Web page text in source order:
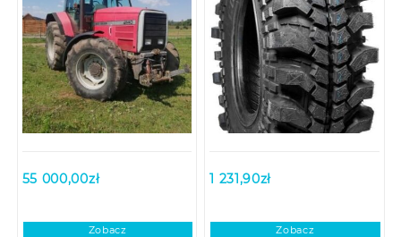
55 000,00zł
Zobacz
1 231,90zł
Zobacz